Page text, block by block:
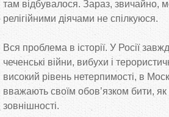
там відбувалося. Зараз, звичайно,
релігійними діячами не спілкуюся.
Вся проблема в історії. У Росії
чеченські війни, вибухи і
високий рівень нетерпимості, в
вважають своїм обов’язком бити,
зовнішності.